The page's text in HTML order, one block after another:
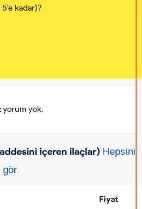
5'e kadar)?
yorum yok.
içeren ilaçlar) Hepsini
gör
Fiyat